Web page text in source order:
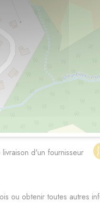
d'un fournisseur
ou obtenir toutes autres